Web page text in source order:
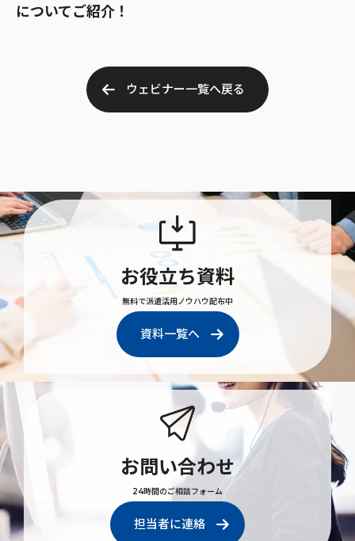
についてご紹介！
ウェビナー一覧へ戻る
お役立ち資料
無料で派遣活用ノウハウ配布中
資料一覧へ
お問い合わせ
24時間のご相談フォーム
担当者に連絡